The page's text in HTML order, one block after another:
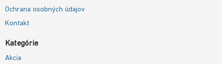
Ochrana osobných údajov
Kontakt
Kategórie
Akcia